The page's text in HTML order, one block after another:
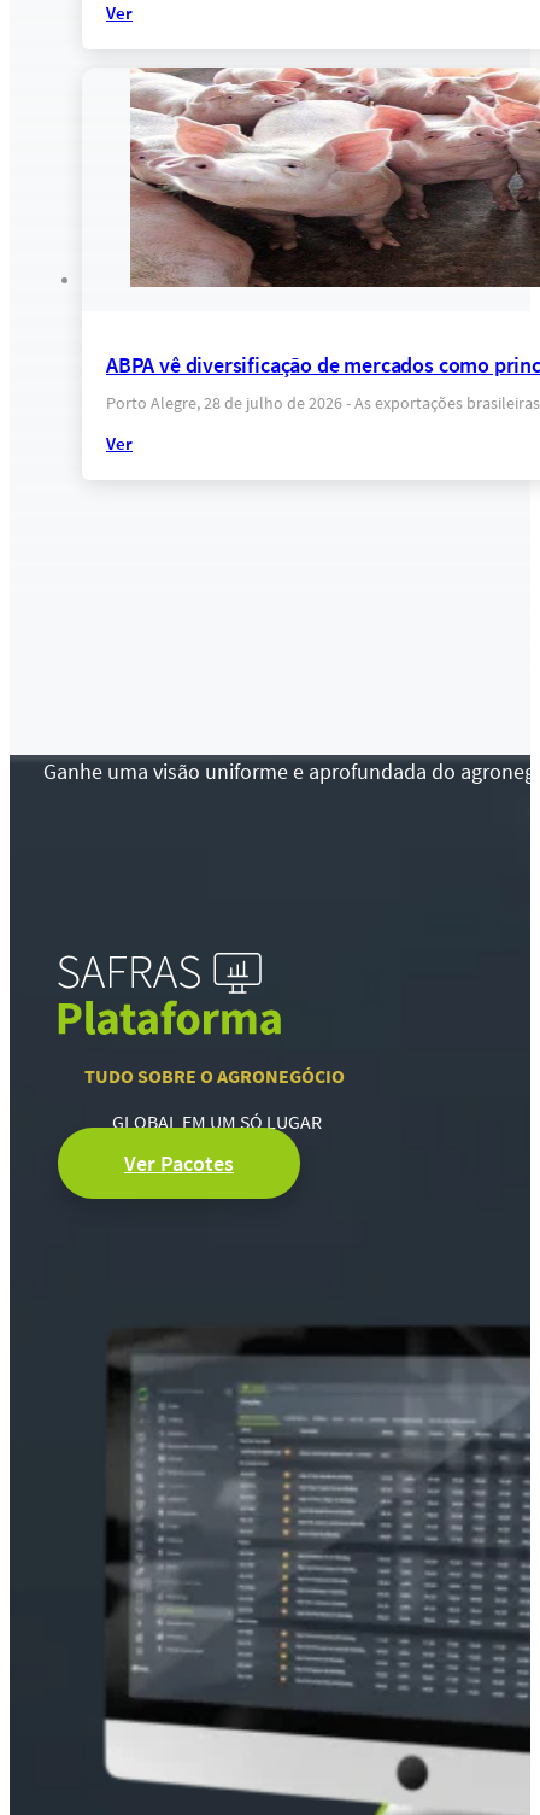
Ver
ABPA vê diversificação de mercados como
Porto Alegre, 28 de julho de 2026 - As exportações
Ver
Ganhe uma visão uniforme e aprofundada do
TUDO SOBRE O AGRONEGÓCIO
GLOBAL EM UM SÓ LUGAR
Ver Pacotes